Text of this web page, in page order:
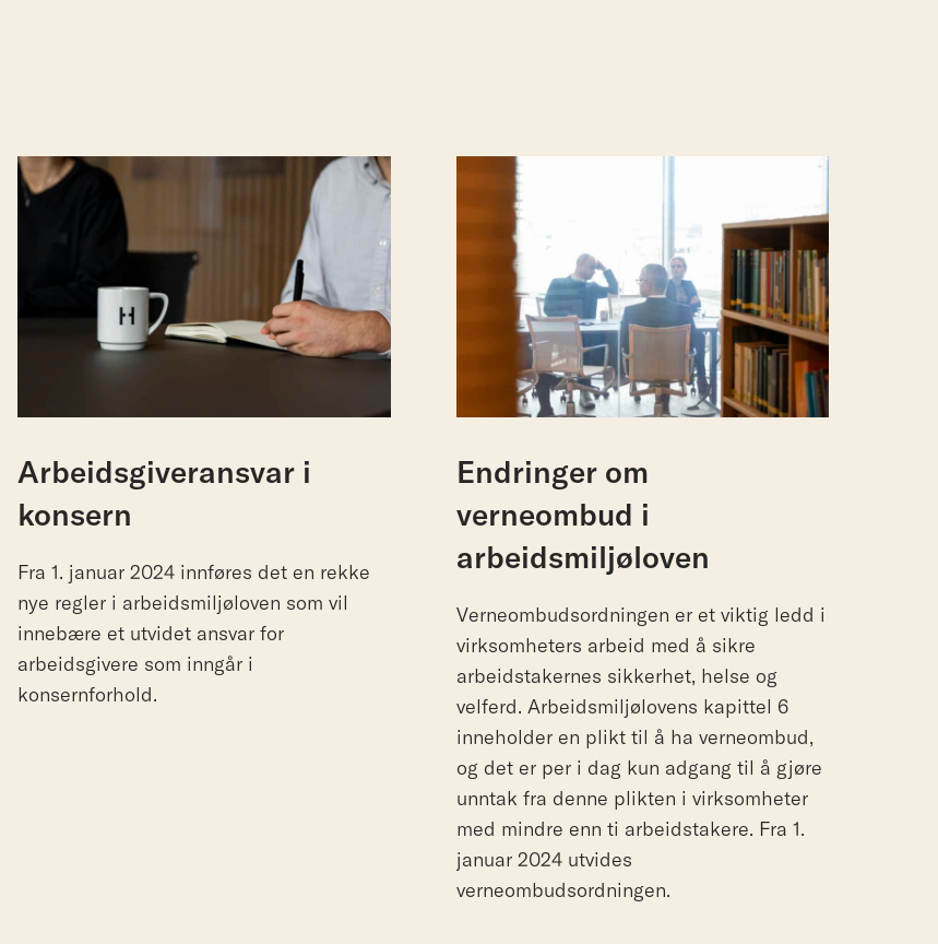
Arbeidsgiveransvar i
konsern
Fra 1. januar 2024 innføres det en rekke
nye regler i arbeidsmiljøloven som vil
innebære et utvidet ansvar for
arbeidsgivere som inngår i
konsernforhold.
Endringer om
verneombud i
arbeidsmiljøloven
Verneombudsordningen er et viktig ledd i
virksomheters arbeid med å sikre
arbeidstakernes sikkerhet, helse og
velferd. Arbeidsmiljølovens kapittel 6
inneholder en plikt til å ha verneombud,
og det er per i dag kun adgang til å gjøre
unntak fra denne plikten i virksomheter
med mindre enn ti arbeidstakere. Fra 1.
januar 2024 utvides
verneombudsordningen.